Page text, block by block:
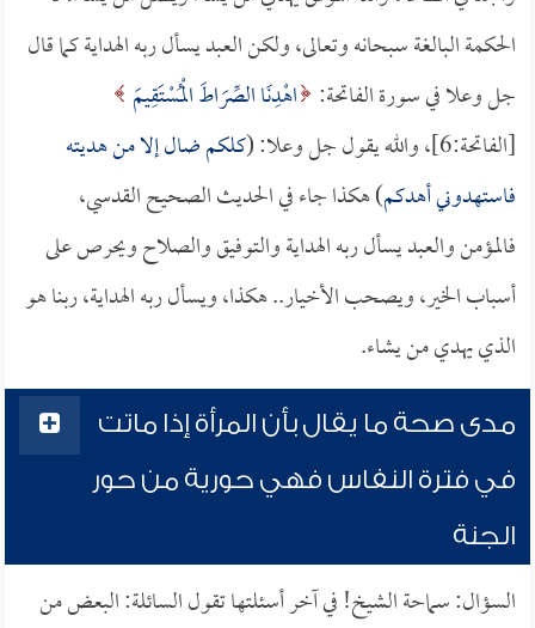
الحكمة البالغة سبحانه وتعالى، ولكن العبد يسأل ربه الهداية كما قال
جل وعلا في سورة الفاتحة: اهْدِنَا الصِّرَاطَ الْمُسْتَقِيمَ
[الفاتحة:6]، والله يقول جل وعلا: (
كلكم ضال إلا من هديته
فاستهدوني أهدكم) هكذا جاء في الحديث الصحيح القدسي،
فالمؤمن والعبد يسأل ربه الهداية والتوفيق والصلاح ويحرص على
أسباب الخير، ويصحب الأخيار.. هكذا، ويسأل ربه الهداية، ربنا هو
الذي يهدي من يشاء.
مدى صحة ما يقال بأن المرأة إذا ماتت
في فترة النفاس فهي حورية من حور
الجنة
السؤال: سماحة الشيخ! في آخر أسئلتها تقول السائلة: البعض من